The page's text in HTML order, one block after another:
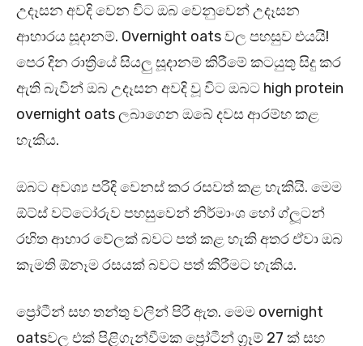
උදෑසන අවදි වෙන විට ඔබ වෙනුවෙන් උදෑසන
ආහාරය සූදානම්. Overnight oats වල පහසුව එයයි!
පෙර දින රාත්‍රියේ සියලු සූදානම් කිරීමේ කටයුතු සිදු කර
ඇති බැවින් ඔබ උදෑසන අවදි වූ විට ඔබට high protein
overnight oats ලබාගෙන ඔබේ දවස ආරම්භ කළ
හැකිය.
ඔබට අවශ්‍ය පරිදි වෙනස් කර රසවත් කළ හැකියි. මෙම
ඕට්ස් වට්ටෝරුව පහසුවෙන් නිර්මාංශ හෝ ග්ලූටන්
රහිත ආහාර වේලක් බවට පත් කළ හැකි අතර ඒවා ඔබ
කැමති ඕනෑම රසයක් බවට පත් කිරීමට හැකිය.
ප්‍රෝටීන් සහ තන්තු වලින් පිරී ඇත. මෙම overnight
oatsවල එක් පිළිගැන්වීමක ප්‍රෝටීන් ග්‍රෑම් 27 ක් සහ